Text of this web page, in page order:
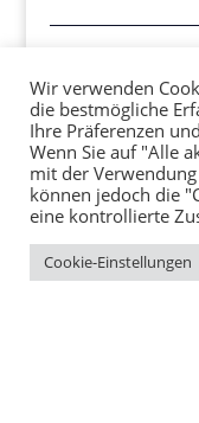
Softwareentwicklung
An der Steinbach 24
64720 Michelstadt
Telefon:+49 (0)6061 –
Fax:+49 (0)6061 – 967
Wir verwenden
die bestmögliche
Ihre Präferenzen
Wenn Sie auf "Alle
mit der Verwendung
können jedoch die
eine kontrollierte
Cookie-Einstellungen